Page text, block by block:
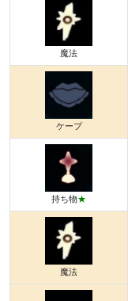
魔法
ケープ
持ち物★
魔法